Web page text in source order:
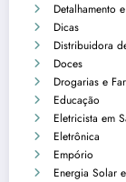
Detalhamento
Dicas
Distribuidora
Doces
Drogarias e
Educação
Eletricista em
Eletrônica
Empório
Energia Solar